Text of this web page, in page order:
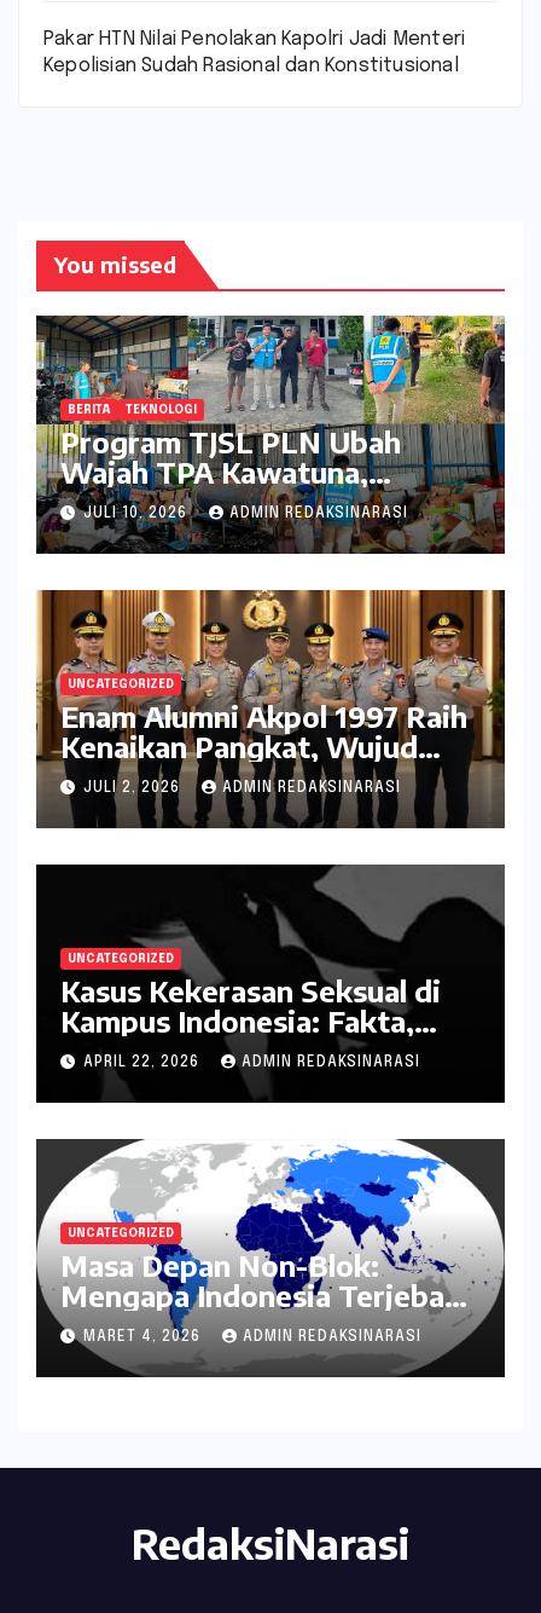
Pakar HTN Nilai Penolakan Kapolri Jadi Menteri
Kepolisian Sudah Rasional dan Konstitusional
You missed
BERITA TEKNOLOGI
Program TJSL PLN Ubah
Wajah TPA Kawatuna,
Sampah Kini Bernilai Ekonomi
dan Lingkungan
JULI 10, 2026 ADMIN REDAKSINARASI
UNCATEGORIZED
Enam Alumni Akpol 1997 Raih
Kenaikan Pangkat, Wujud
Penghargaan atas Pengabdian
kepada Negara
JULI 2, 2026 ADMIN REDAKSINARASI
UNCATEGORIZED
Kasus Kekerasan Seksual di
Kampus Indonesia: Fakta,
Pola Berulang, dan Tantangan
Penanganannya
APRIL 22, 2026 ADMIN REDAKSINARASI
UNCATEGORIZED
Masa Depan Non-Blok:
Mengapa Indonesia Terjebak
dalam Mode Bertahan?
MARET 4, 2026 ADMIN REDAKSINARASI
RedaksiNarasi